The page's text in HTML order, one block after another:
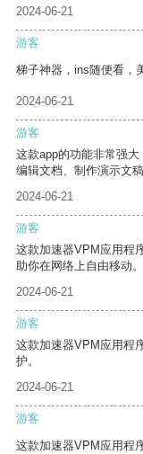
2024-06-21
游客
梯子神器，ins随便看，
2024-06-21
游客
这款app的功能非常强
编辑文档、制作演示文
2024-06-21
游客
这款加速器VPM应用程
助你在网络上自由移动。
2024-06-21
游客
这款加速器VPM应用程
护。
2024-06-21
游客
这款加速器VPM应用程